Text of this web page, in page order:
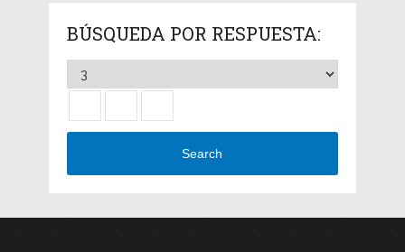
BÚSQUEDA POR RESPUESTA:
Search